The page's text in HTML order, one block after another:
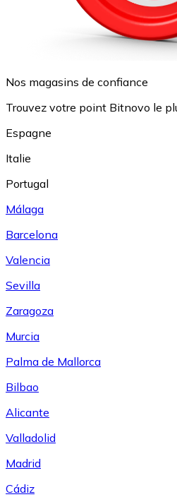
Nos magasins de confiance
Trouvez votre point Bitnovo le
Espagne
Italie
Portugal
Málaga
Barcelona
Valencia
Sevilla
Zaragoza
Murcia
Palma de Mallorca
Bilbao
Alicante
Valladolid
Madrid
Cádiz